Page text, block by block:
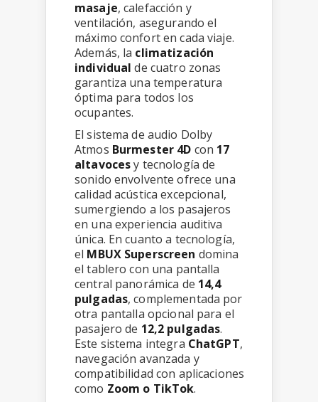
masaje, calefacción y
ventilación, asegurando el
máximo confort en cada viaje.
Además, la climatización
individual de cuatro zonas
garantiza una temperatura
óptima para todos los
ocupantes.
El sistema de audio Dolby
Atmos Burmester 4D con 17
altavocesy tecnología de
sonido envolvente ofrece una
calidad acústica excepcional,
sumergiendo a los pasajeros
en una experiencia auditiva
única. En cuanto a tecnología,
el MBUX Superscreen domina
el tablero con una pantalla
central panorámica de 14,4
pulgadas, complementada por
otra pantalla opcional para el
pasajero de 12,2 pulgadas.
Este sistema integra ChatGPT,
navegación avanzada y
compatibilidad con aplicaciones
como Zoom o TikTok.